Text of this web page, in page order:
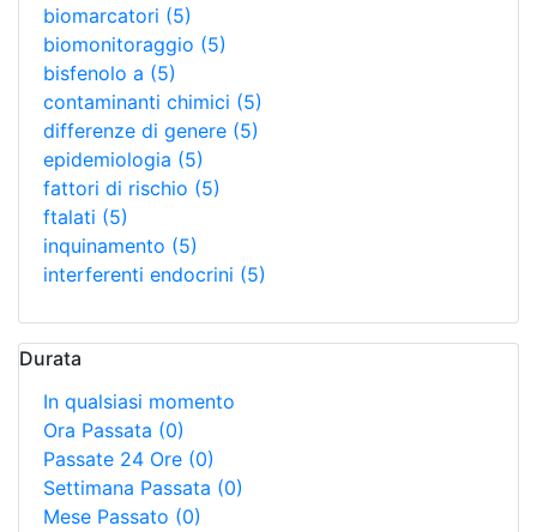
biomarcatori (5)
biomonitoraggio (5)
bisfenolo a (5)
contaminanti chimici (5)
differenze di genere (5)
epidemiologia (5)
fattori di rischio (5)
ftalati (5)
inquinamento (5)
interferenti endocrini (5)
Durata
In qualsiasi momento
Ora Passata (0)
Passate 24 Ore (0)
Settimana Passata (0)
Mese Passato (0)